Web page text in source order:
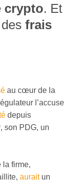
crypto. Et
frais
au cœur de la
l’accuse
depuis
, son PDG, un
la firme,
auraitun